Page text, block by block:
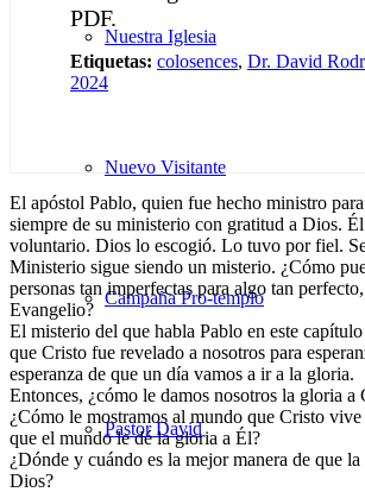
Nuestra Iglesia
Nuevo Visitante
Campaña Pro-templo
Pastor David
PDF.
Etiquetas: colosences, Dr. David
2024
El apóstol Pablo, quien fue hecho ministro
siempre de su ministerio con gratitud a Dios.
voluntario. Dios lo escogió. Lo tuvo por fiel.
Ministerio sigue siendo un misterio. ¿Cómo
personas tan imperfectas para algo tan
Evangelio?
El misterio del que habla Pablo en este capítulo
que Cristo fue revelado a nosotros para
esperanza de que un día vamos a ir a la gloria.
Entonces, ¿cómo le damos nosotros la gloria a
¿Cómo le mostramos al mundo que Cristo vive
que el mundo le dé la gloria a Él?
¿Dónde y cuándo es la mejor manera de que
Dios?